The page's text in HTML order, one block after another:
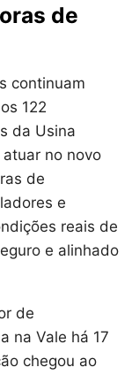
de
continuam
122
da Usina
no novo
de
e
reais de
e alinhado
de
na Vale há 17
chegou ao